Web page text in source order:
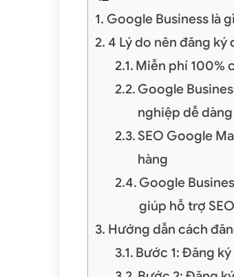
Google Business là
4 Lý do nên đăng
Miễn phí 100%
Google
nghiệp dễ
SEO Google
hàng
Google
giúp hỗ trợ
Hướng dẫn cách
Bước 1: Đăng